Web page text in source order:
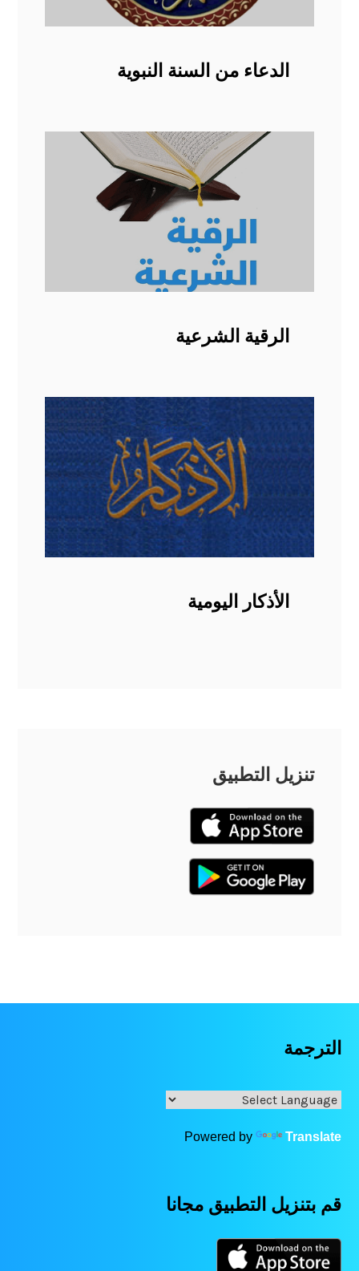
الدعاء من السنة النبوية
الرقية الشرعية
الأذكار اليومية
تنزيل التطبيق
الترجمة
Powered by Translate
قم بتنزيل التطبيق مجانا